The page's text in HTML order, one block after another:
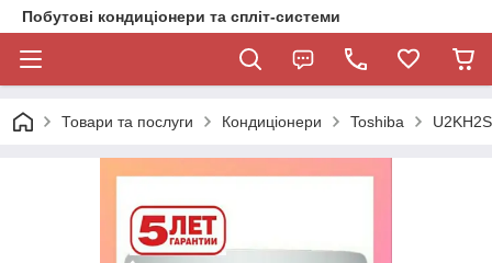
Побутові кондиціонери та спліт-системи
Товари та послуги Кондиціонери Toshiba